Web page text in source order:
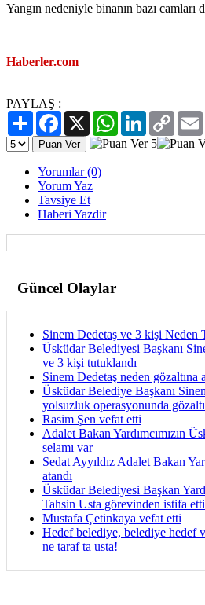
Yangın nedeniyle binanın bazı camları
Haberler.com
PAYLAŞ :
PaylaşFacebook
X WhatsAppLinkedIn
Copy
Link
Yorumlar (0)
Yorum Yaz
Tavsiye Et
Haberi Yazdir
Güncel Olaylar
Sinem Dedetaş ve 3 kişi Neden
Üsküdar Belediyesi Başkanı
ve 3 kişi tutuklandı
Sinem Dedetaş neden gözaltına
Üsküdar Belediye Başkanı
yolsuzluk operasyonunda
Rasim Şen vefat etti
Adalet Bakan Yardımcımızın
selamı var
Sedat Ayyıldız Adalet Bakan
atandı
Üsküdar Belediyesi Başkan
Tahsin Usta görevinden istifa etti
Mustafa Çetinkaya vefat etti
Hedef belediye, belediye hedef
ne taraf ta usta!